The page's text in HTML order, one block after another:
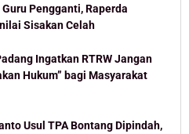
Pengganti, Raperda
Sisakan Celah
Ingatkan RTRW Jangan
Hukum” bagi Masyarakat
Usul TPA Bontang Dipindah,